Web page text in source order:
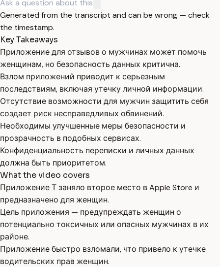
Generated from the transcript and can be wrong — check
the timestamp.
Key Takeaways
Приложение для отзывов о мужчинах может помочь
женщинам, но безопасность данных критична.
Взлом приложений приводит к серьезным
последствиям, включая утечку личной информации.
Отсутствие возможности для мужчин защитить себя
создает риск несправедливых обвинений.
Необходимы улучшенные меры безопасности и
прозрачность в подобных сервисах.
Конфиденциальность переписки и личных данных
должна быть приоритетом.
What the video covers
Приложение Т заняло второе место в Apple Store и
предназначено для женщин.
Цель приложения — предупреждать женщин о
потенциально токсичных или опасных мужчинах в их
районе.
Приложение быстро взломали, что привело к утечке
водительских прав женщин.